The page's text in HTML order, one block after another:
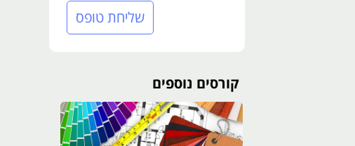
שליחת טופס
קורסים נוספים